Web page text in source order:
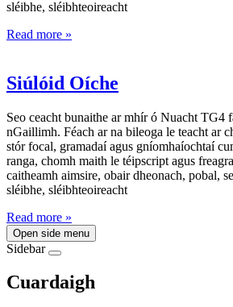
sléibhe, sléibhteoireacht
Read more »
Siúlóid Oíche
Seo ceacht bunaithe ar mhír ó Nuacht TG4
nGaillimh. Féach ar na bileoga le teacht ar
stór focal, gramadaí agus gníomhaíochtaí
ranga, chomh maith le téipscript agus
caitheamh aimsire, obair dheonach, pobal,
sléibhe, sléibhteoireacht
Read more »
Open side menu
Sidebar
Cuardaigh